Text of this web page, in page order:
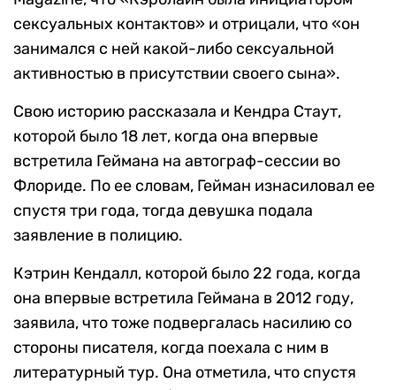
сексуальных контактов» и отрицали, что «он
занимался с ней какой-либо сексуальной
активностью в присутствии своего сына».
Свою историю рассказала и Кендра Стаут,
которой было 18 лет, когда она впервые
встретила Геймана на автограф-сессии во
Флориде. По ее словам, Гейман изнасиловал ее
спустя три года, тогда девушка подала
заявление в полицию.
Кэтрин Кендалл, которой было 22 года, когда
она впервые встретила Геймана в 2012 году,
заявила, что тоже подвергалась насилию со
стороны писателя, когда поехала с ним в
литературный тур. Она отметила, что спустя